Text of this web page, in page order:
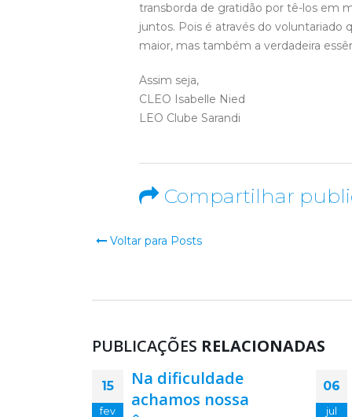
transborda de gratidão por tê-los em
juntos. Pois é através do
maior, mas também a verdadeira
Assim seja,
CLEO Isabelle Nied
LEO Clube Sarandi
Compartilhar
Voltar para Posts
PUBLICAÇÕES RELACIONADAS
06
jul
Carta para a minha
Dinda
15
fev